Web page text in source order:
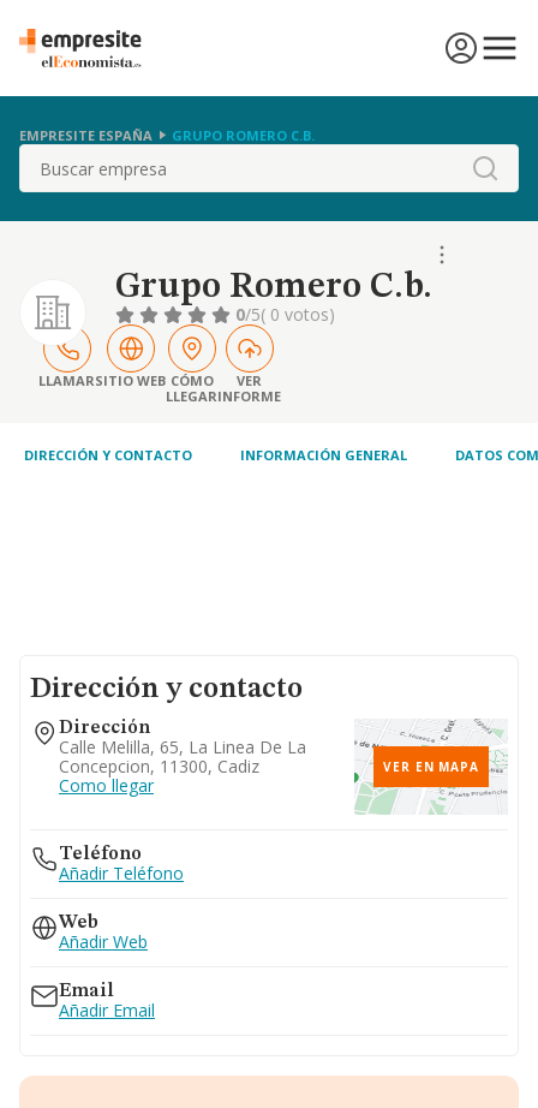
EMPRESITE ESPAÑA GRUPO ROMERO C.B.
Buscar
Grupo Romero C.b.
0/5( 0 votos)
LLAMARSITIO WEB CÓMO
LLEGAR
VER
INFORME
DIRECCIÓN Y CONTACTO INFORMACIÓN GENERAL DATOS
Dirección y contacto
Dirección
Calle Melilla, 65, La Linea De La
Concepcion, 11300, Cadiz
Como llegar
VER EN MAPA
Teléfono
Añadir Teléfono
Web
Añadir Web
Email
Añadir Email